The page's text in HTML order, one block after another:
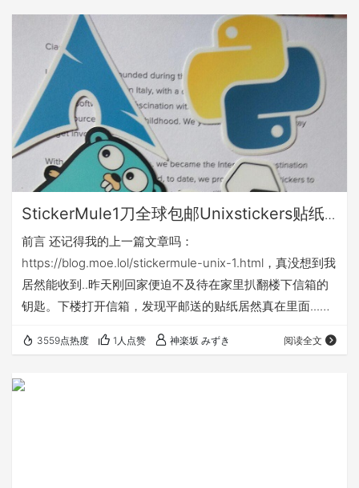
hp 粘贴，生成一个就行 转自：
https://t.me/chainwon_c/3265
StickerMule1刀全球包邮Unixstickers贴纸
评测
前言 还记得我的上一篇文章吗：
https://blog.moe.lol/stickermule-unix-1.html，真没想到我
居然能收到..昨天刚回家便迫不及待在家里扒翻楼下信箱的
钥匙。下楼打开信箱，发现平邮送的贴纸居然真在里面...第
图） 其他 我还有50多张在他家买的磁性贴纸，信箱塞不进
到的花话他会送回StickerMule，StickerMule会发邮件给你
3559点热度 1人点赞 神楽坂 みずき 阅读全文